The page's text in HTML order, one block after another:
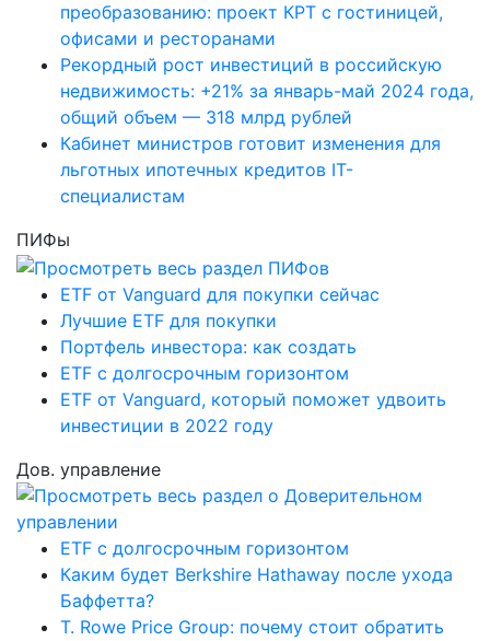
преобразованию: проект КРТ с гостиницей,
офисами и ресторанами
Рекордный рост инвестиций в российскую
недвижимость: +21% за январь-май 2024 года,
общий объем — 318 млрд рублей
Кабинет министров готовит изменения для
льготных ипотечных кредитов IT-
специалистам
ПИФы
ETF от Vanguard для покупки сейчас
Лучшие ETF для покупки
Портфель инвестора: как создать
ETF с долгосрочным горизонтом
ETF от Vanguard, который поможет удвоить
инвестиции в 2022 году
Дов. управление
ETF с долгосрочным горизонтом
Каким будет Berkshire Hathaway после ухода
Баффетта?
T. Rowe Price Group: почему стоит обратить